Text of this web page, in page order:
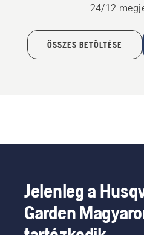
24/12
ÖSSZES BETÖLTÉSE
Jelenleg a
Garden